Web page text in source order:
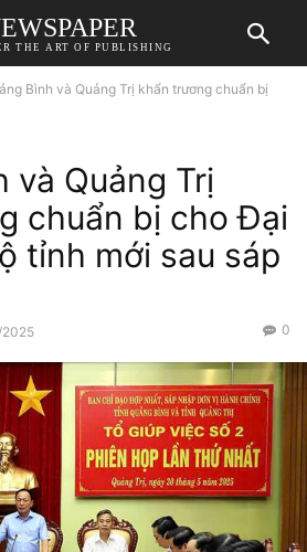
THE ART OF PUBLISHING
Bình và Quảng Trị khẩn trương chuẩn bị
và Quảng Trị
chuẩn bị cho Đại
tỉnh mới sau sáp
0